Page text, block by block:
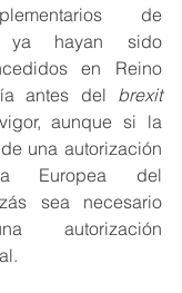
de
ya hayan sido
en Reino
antes del brexit
aunque si la
una autorización
Europea del
sea necesario
autorización